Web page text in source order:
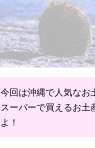
今回は沖縄で人気なお
スーパーで買えるお土
よ！